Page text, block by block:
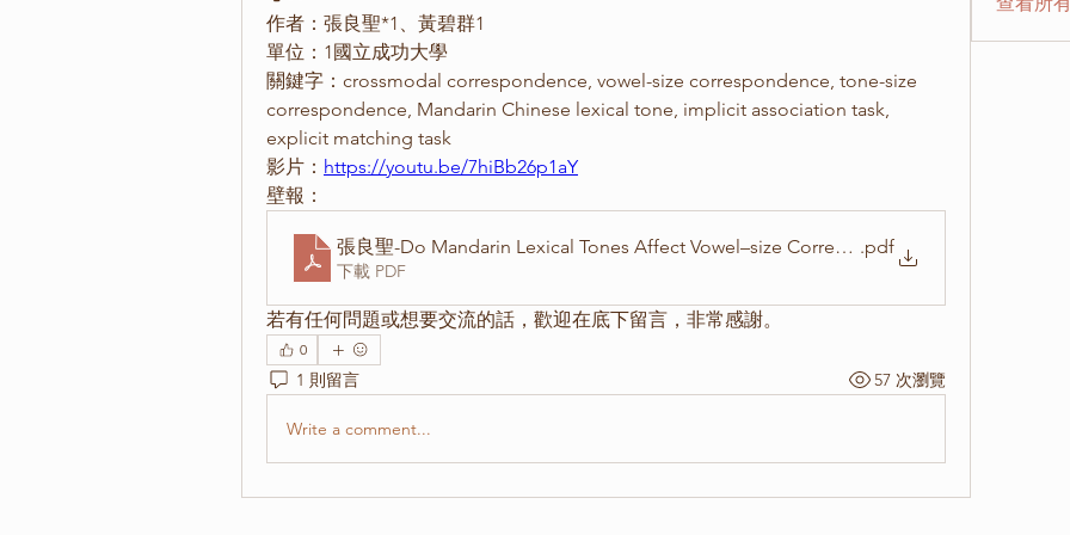
作者：張良聖*1、黃碧群1
單位：1國立成功大學
關鍵字：crossmodal correspondence, vowel-size correspondence, tone-size
correspondence, Mandarin Chinese lexical tone, implicit association task,
explicit matching task
影片： https://youtu.be/7hiBb26p1aY
壁報：
張良聖-Do Mandarin Lexical Tones Affect Vowel–size Correspondence_The
.pdf
下載 PDF
若有任何問題或想要交流的話，歡迎在底下留言，非常感謝。
0
1 則留言 57 次瀏覽
Write a comment...